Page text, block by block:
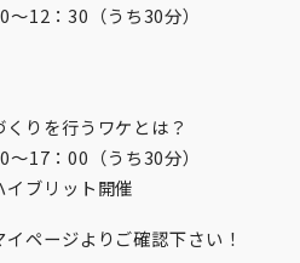
12：30（うち30分）
りを行うワケとは？
17：00（うち30分）
ブリット開催
ページよりご確認下さい！